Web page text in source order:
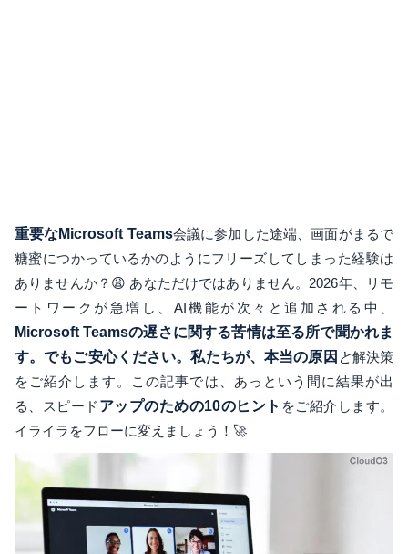
重要なMicrosoft Teams会議に参加した途端、画面がまるで
糖蜜につかっているかのようにフリーズしてしまった経験は
ありませんか？😩 あなただけではありません。2026年、リモ
ートワークが急増し、AI機能が次々と追加される中、
Microsoft Teamsの遅さに関する苦情は至る所で聞かれま
す。でもご安心ください。私たちが、本当の原因 と解決策
をご紹介します。この記事では、あっという間に結果が出
る、スピード アップのための10のヒント をご紹介します。
イライラをフローに変えましょう！🚀